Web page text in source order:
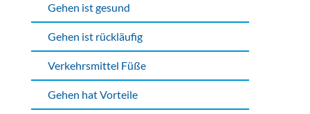
Gehen ist gesund
Gehen ist rückläufig
Verkehrsmittel Füße
Gehen hat Vorteile